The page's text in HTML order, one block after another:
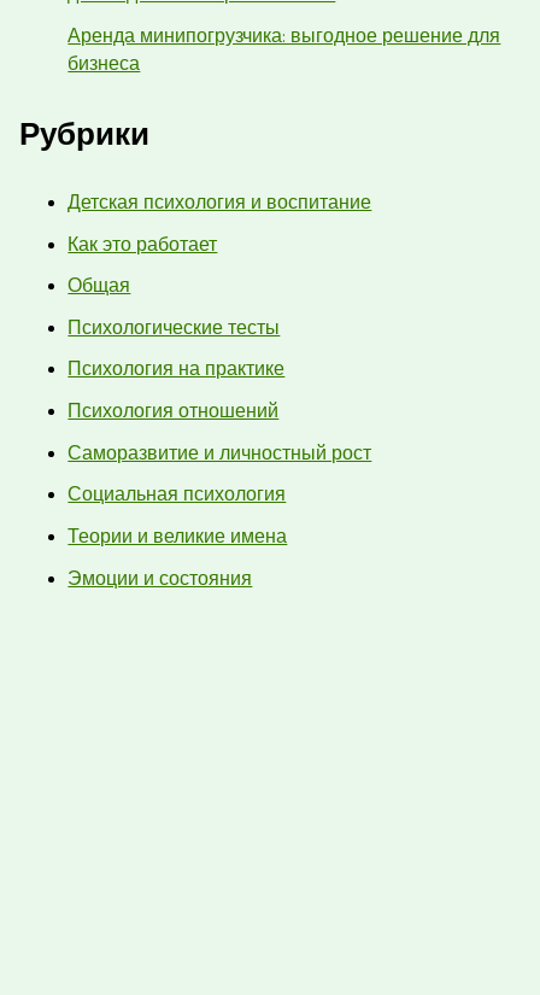
Аренда минипогрузчика: выгодное решение для
бизнеса
Рубрики
Детская психология и воспитание
Как это работает
Общая
Психологические тесты
Психология на практике
Психология отношений
Саморазвитие и личностный рост
Социальная психология
Теории и великие имена
Эмоции и состояния